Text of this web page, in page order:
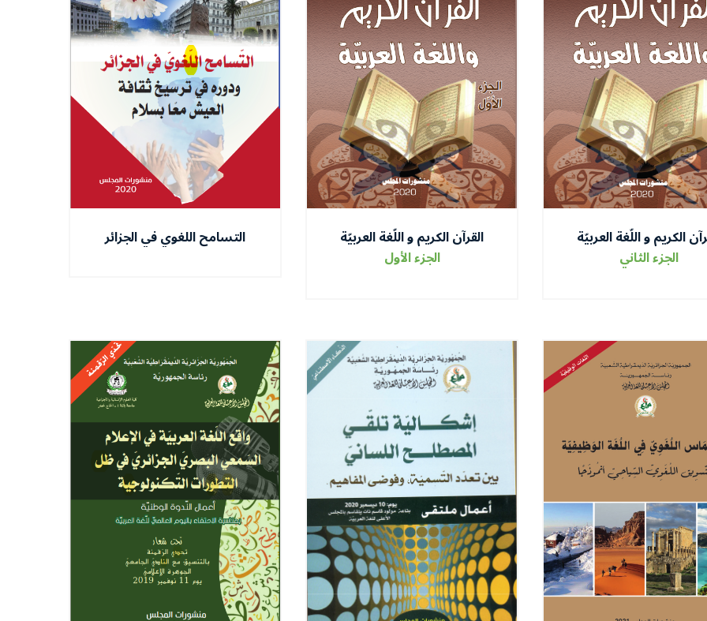
الكريم و اللّغة العربيّة
الجزء الثاني
القرآن الكريم و اللّغة العربيّة
الجزء الأول
التسامح اللغوي في الجزائر